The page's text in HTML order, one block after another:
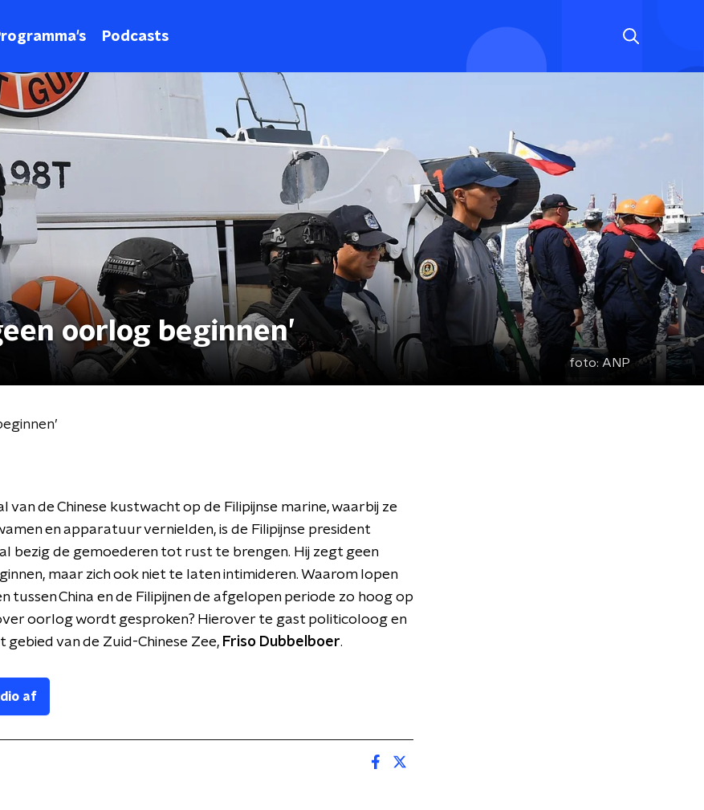
Podcasts
oorlog beginnen’
foto: ANP
van de Chinese kustwacht op de Filipijnse marine, waarbij ze
en apparatuur vernielden, is de Filipijnse president
bezig de gemoederen tot rust te brengen. Hij zegt geen
maar zich ook niet te laten intimideren. Waarom lopen
tussen China en de Filipijnen de afgelopen periode zo hoog op
oorlog wordt gesproken? Hierover te gast politicoloog en
gebied van de Zuid-Chinese Zee, Friso Dubbelboer.
af